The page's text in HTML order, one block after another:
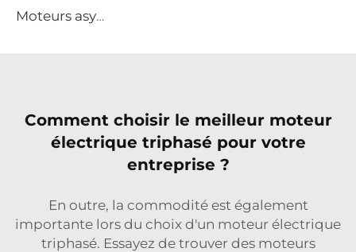
Moteurs asynchrones triphasés antidéflagrants de la série YBZU pour sources de vibration
Comment choisir le meilleur moteur
électrique triphasé pour votre
entreprise ?
En outre, la commodité est également
importante lors du choix d'un moteur électrique
triphasé. Essayez de trouver des moteurs